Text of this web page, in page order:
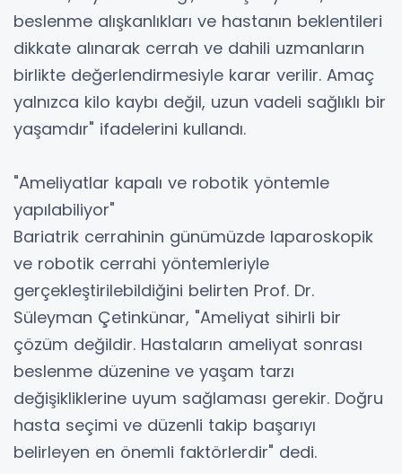
beslenme alışkanlıkları ve hastanın beklentileri
dikkate alınarak cerrah ve dahili uzmanların
birlikte değerlendirmesiyle karar verilir. Amaç
yalnızca kilo kaybı değil, uzun vadeli sağlıklı bir
yaşamdır" ifadelerini kullandı.
"Ameliyatlar kapalı ve robotik yöntemle
yapılabiliyor"
Bariatrik cerrahinin günümüzde laparoskopik
ve robotik cerrahi yöntemleriyle
gerçekleştirilebildiğini belirten Prof. Dr.
Süleyman Çetinkünar, "Ameliyat sihirli bir
çözüm değildir. Hastaların ameliyat sonrası
beslenme düzenine ve yaşam tarzı
değişikliklerine uyum sağlaması gerekir. Doğru
hasta seçimi ve düzenli takip başarıyı
belirleyen en önemli faktörlerdir" dedi.